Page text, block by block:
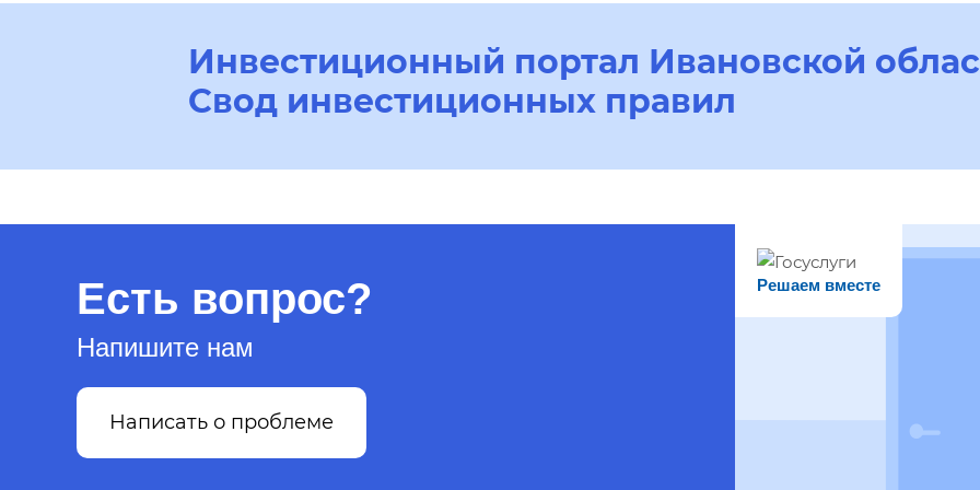
Инвестиционный портал Ивановской
Свод инвестиционных правил
Есть вопрос?
Напишите нам
Написать о проблеме
Решаем вместе